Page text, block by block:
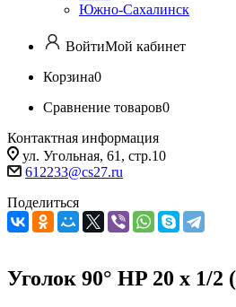
Южно-Сахалинск
ВойтиМой кабинет
Корзина0
Сравнение товаров0
Контактная информация
ул. Угольная, 61, стр.10
612233@cs27.ru
Поделиться
Уголок 90° HP 20 х 1/2